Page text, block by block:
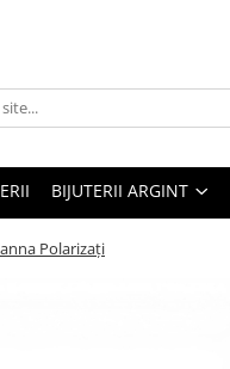
BIJUTERII ARGINT
Polarizați